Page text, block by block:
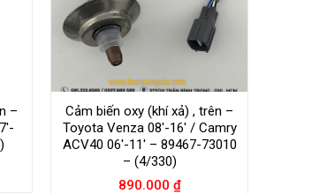
–
Cảm biến oxy (khí xả) , trên –
Toyota Venza 08′-16′ / Camry
ACV40 06′-11′ – 89467-73010
– (4/330)
890.000 ₫